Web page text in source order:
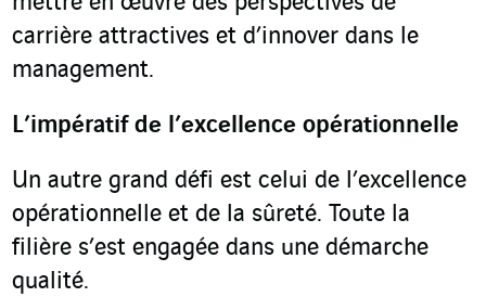
carrière attractives et d’innover dans le
management.
L’impératif de l’excellence opérationnelle
Un autre grand défi est celui de l’excellence
opérationnelle et de la sûreté. Toute la
filière s’est engagée dans une démarche
qualité.